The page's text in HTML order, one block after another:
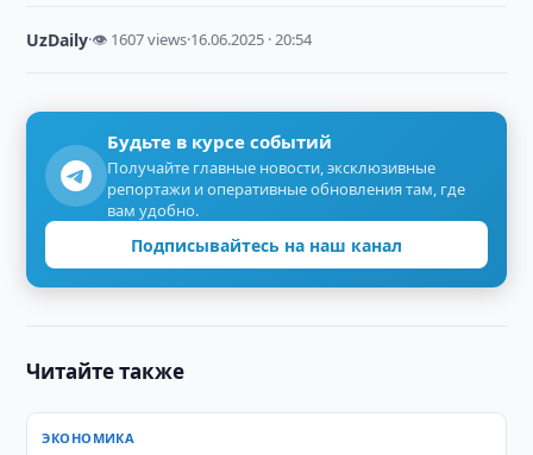
UzDaily·👁 1607 views·16.06.2025 · 20:54
Будьте в курсе событий
Получайте главные новости, эксклюзивные
репортажи и оперативные обновления там, где
вам удобно.
Подписывайтесь на наш канал
Читайте также
ЭКОНОМИКА